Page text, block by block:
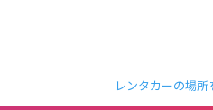
レンタカーの場